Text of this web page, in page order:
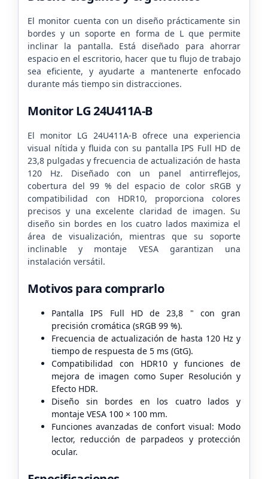
El monitor cuenta con un diseño prácticamente sin
bordes y un soporte en forma de L que permite
inclinar la pantalla. Está diseñado para ahorrar
espacio en el escritorio, hacer que tu flujo de trabajo
sea eficiente, y ayudarte a mantenerte enfocado
durante más tiempo sin distracciones.
Monitor LG 24U411A-B
El monitor LG 24U411A-B ofrece una experiencia
visual nítida y fluida con su pantalla IPS Full HD de
23,8 pulgadas y frecuencia de actualización de hasta
120 Hz. Diseñado con un panel antirreflejos,
cobertura del 99 % del espacio de color sRGB y
compatibilidad con HDR10, proporciona colores
precisos y una excelente claridad de imagen. Su
diseño sin bordes en los cuatro lados maximiza el
área de visualización, mientras que su soporte
inclinable y montaje VESA garantizan una
instalación versátil.
Motivos para comprarlo
Pantalla IPS Full HD de 23,8 " con gran
precisión cromática (sRGB 99 %).
Frecuencia de actualización de hasta 120 Hz y
tiempo de respuesta de 5 ms (GtG).
Compatibilidad con HDR10 y funciones de
mejora de imagen como Super Resolución y
Efecto HDR.
Diseño sin bordes en los cuatro lados y
montaje VESA 100 × 100 mm.
Funciones avanzadas de confort visual: Modo
lector, reducción de parpadeos y protección
ocular.